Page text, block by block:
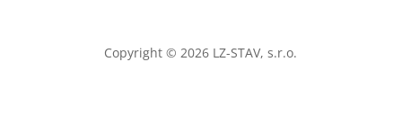
Copyright © 2026 LZ-STAV, s.r.o.